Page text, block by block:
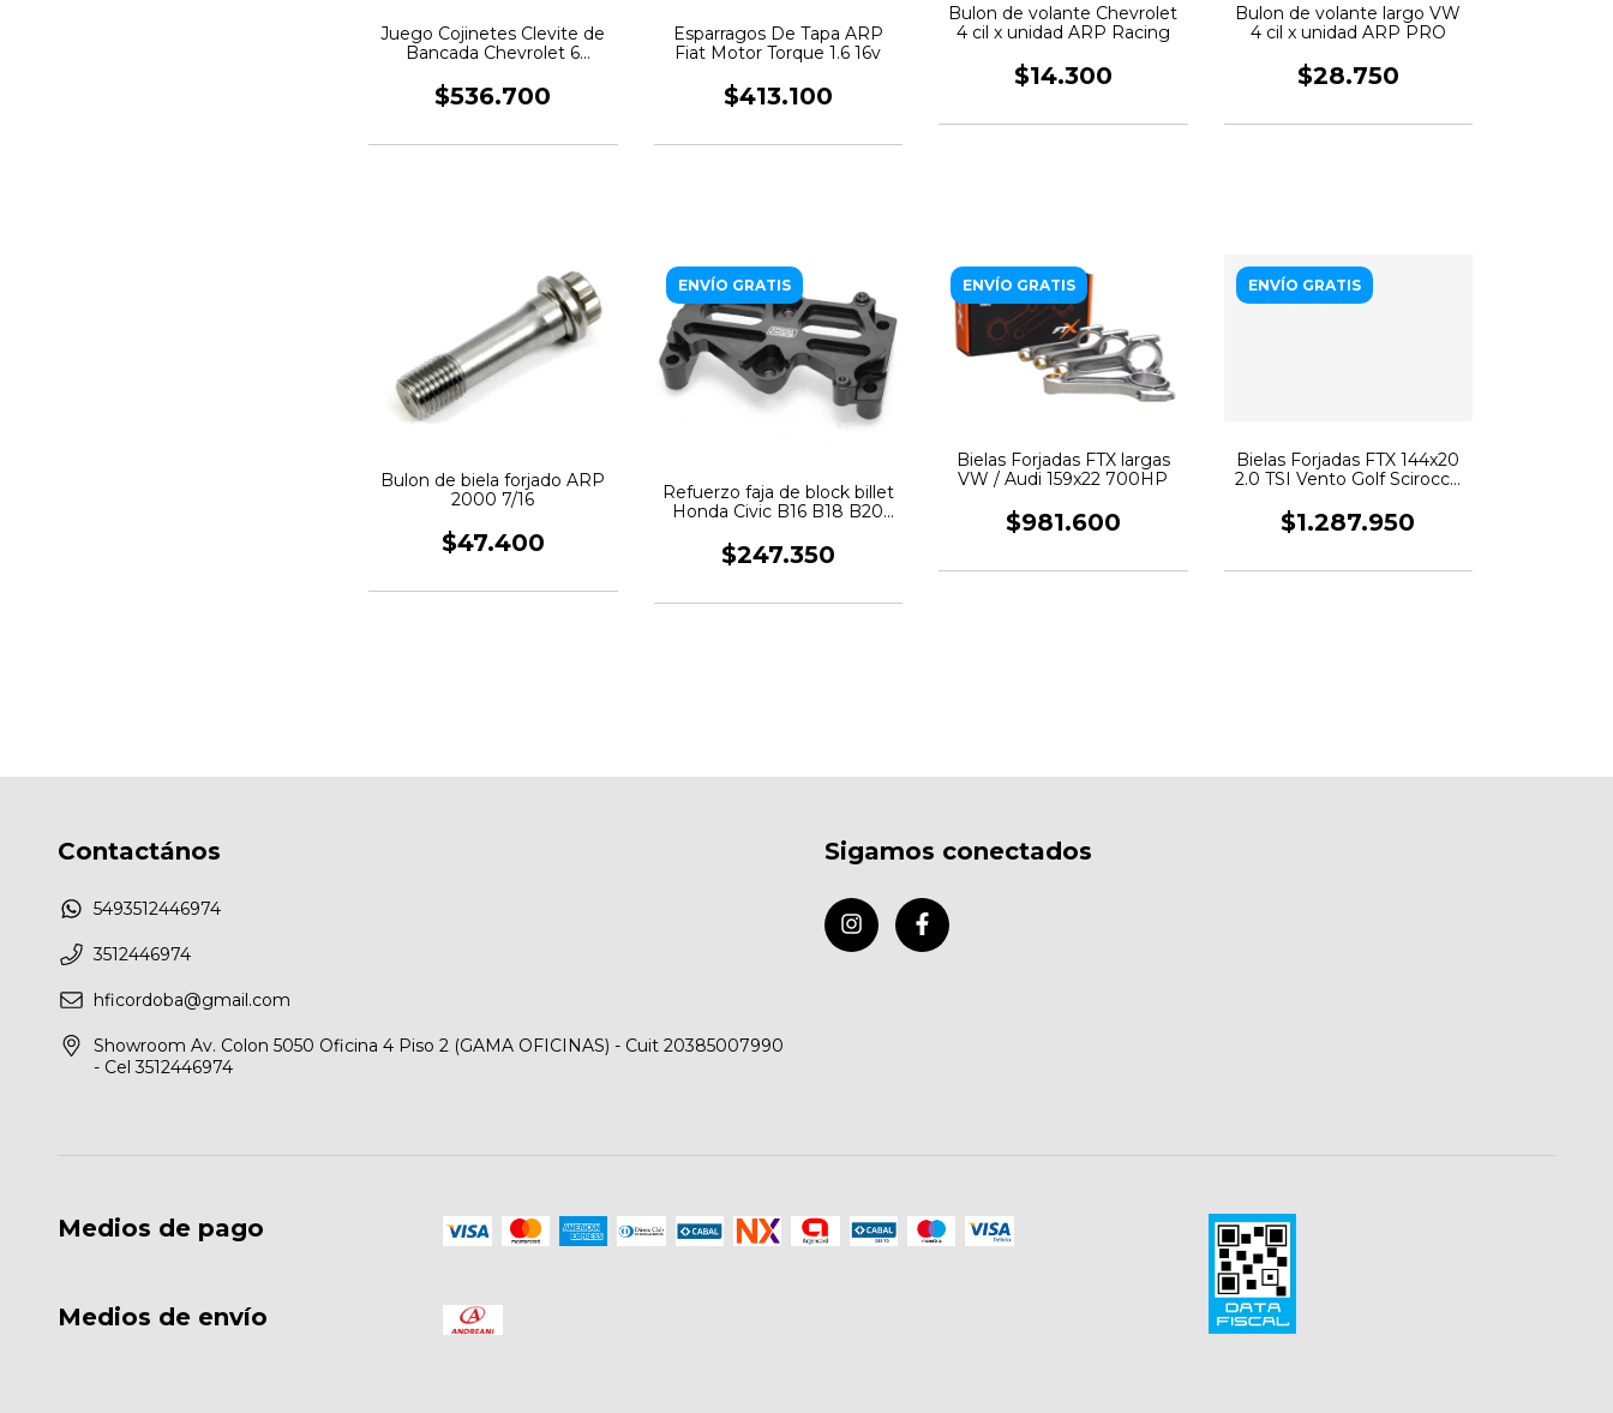
Juego Cojinetes Clevite de
Bancada Chevrolet 6
$536.700
Esparragos De Tapa ARP
Fiat Motor Torque 1.6 16v
$413.100
Bulon de volante Chevrolet
4 cil x unidad ARP Racing
$14.300
Bulon de volante largo VW
4 cil x unidad ARP PRO
$28.750
Bulon de biela forjado ARP
2000 7/16
$47.400
ENVÍO GRATIS
Refuerzo faja de block billet
Honda Civic B16 B18 B20
$247.350
ENVÍO GRATIS
Bielas Forjadas FTX largas
VW / Audi 159x22 700HP
$981.600
ENVÍO GRATIS
Bielas Forjadas FTX 144x20
2.0 TSI Vento Golf Scirocco
$1.287.950
Contactános
5493512446974
3512446974
hficordoba@gmail.com
Showroom Av. Colon 5050 Oficina 4 Piso 2 (GAMA OFICINAS) - Cuit 20385007990
- Cel 3512446974
Sigamos conectados
Medios de pago
Medios de envío